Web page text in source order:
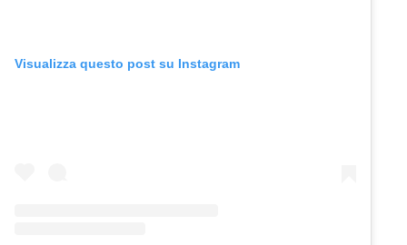
Visualizza questo post su Instagram